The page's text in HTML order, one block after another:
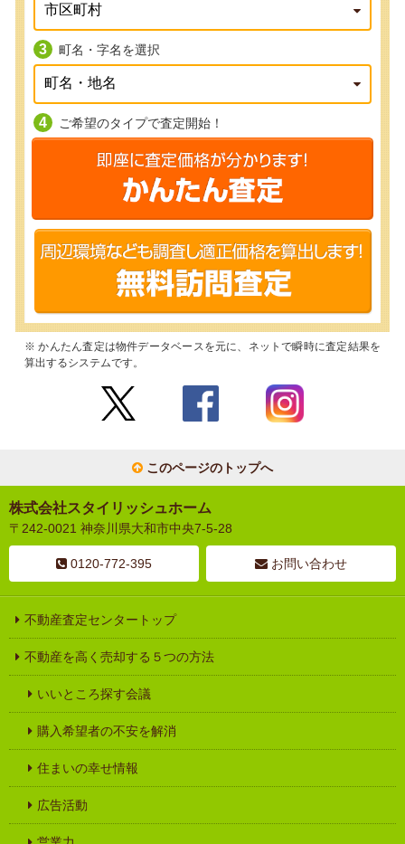
町名・字名を選択
ご希望のタイプで査定開始！
※ かんたん査定は物件データベースを元に、ネットで瞬時に査定結果を
算出するシステムです。
このページのトップへ
株式会社スタイリッシュホーム
〒242-0021 神奈川県大和市中央7-5-28
0120-772-395 お問い合わせ
不動産査定センタートップ
不動産を高く売却する５つの方法
いいところ探す会議
購入希望者の不安を解消
住まいの幸せ情報
広告活動